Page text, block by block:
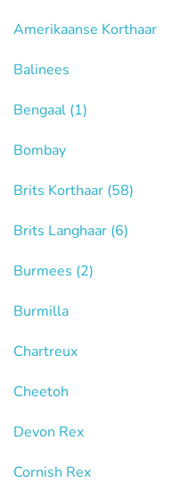
Amerikaanse Korthaar
Balinees
Bengaal (1)
Bombay
Brits Korthaar (58)
Brits Langhaar (6)
Burmees (2)
Burmilla
Chartreux
Cheetoh
Devon Rex
Cornish Rex